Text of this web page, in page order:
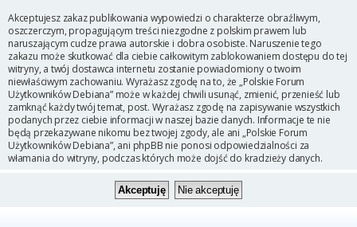
Akceptujesz zakaz publikowania wypowiedzi o charakterze obraźliwym,
oszczerczym, propagującym treści niezgodne z polskim prawem lub
naruszającym cudze prawa autorskie i dobra osobiste. Naruszenie tego
zakazu może skutkować dla ciebie całkowitym zablokowaniem dostępu do tej
witryny, a twój dostawca internetu zostanie powiadomiony o twoim
niewłaściwym zachowaniu. Wyrażasz zgodę na to, że „Polskie Forum
Użytkowników Debiana” może w każdej chwili usunąć, zmienić, przenieść lub
zamknąć każdy twój temat, post. Wyrażasz zgodę na zapisywanie wszystkich
podanych przez ciebie informacji w naszej bazie danych. Informacje te nie
będą przekazywane nikomu bez twojej zgody, ale ani „Polskie Forum
Użytkowników Debiana”, ani phpBB nie ponosi odpowiedzialności za
włamania do witryny, podczas których może dojść do kradzieży danych.